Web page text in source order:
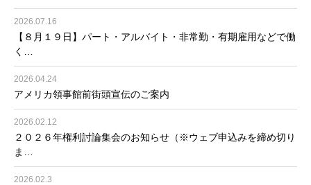
2026.07.16
【８月１９日】パート・アルバイト・非常勤・有期雇用などで働
く…
2026.04.24
アメリカ領事館前街頭宣伝のご案内
2026.02.12
２０２６年権利討論集会のお知らせ（※ウェブ申込みを締め切り
ま…
2026.02.3